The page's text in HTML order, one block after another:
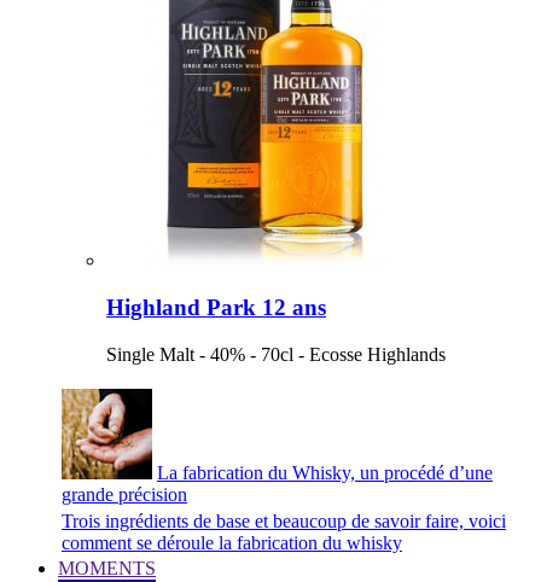
Highland Park 12 ans
Single Malt - 40% - 70cl - Ecosse Highlands
La fabrication du Whisky, un procédé d’une
grande précision
Trois ingrédients de base et beaucoup de savoir faire, voici
comment se déroule la fabrication du whisky
MOMENTS